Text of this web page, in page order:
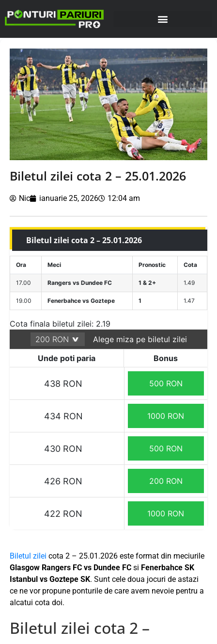
Biletul zilei cota 2 – 25.01.2026
Nic ianuarie 25, 2026 12:04 am
Biletul zilei cota 2 – 25.01.2026
Ora Meci Pronostic Cota
17.00 Rangers vs Dundee FC 1 & 2+ 1.49
19.00 Fenerbahce vs Goztepe 1 1.47
Cota finala biletul zilei: 2.19
Alege miza pe biletul zilei
Unde poti paria
Bonus
438 RON 500 RON
434 RON 1000 RON
430 RON 500 RON
426 RON 200 RON
422 RON 1000 RON
Biletul zilei cota 2 – 25.01.2026 este format din meciurile
Glasgow Rangers FC vs Dundee FC si Fenerbahce SK
Istanbul vs Goztepe SK. Sunt cele doua jocuri de astazi
ce ne vor propune ponturile de care avem nevoie pentru a
alcatui cota doi.
Biletul zilei cota 2 –